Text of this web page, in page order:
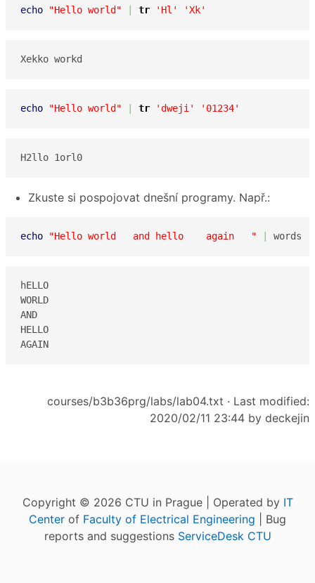
echo "Hello world" tr 'Hl' 'Xk'
Xekko workd
echo "Hello world" tr 'dweji' '01234'
H2llo 1orl0
Zkuste si pospojovat dnešní programy. Např.:
echo "Hello world   and hello    again   " words
hELLO
WORLD
AND
HELLO
AGAIN
courses/b3b36prg/labs/lab04.txt · Last modified:
2020/02/11 23:44 by deckejin
Copyright © 2026 CTU in Prague | Operated by IT
Center of Faculty of Electrical Engineering | Bug
reports and suggestions ServiceDesk CTU